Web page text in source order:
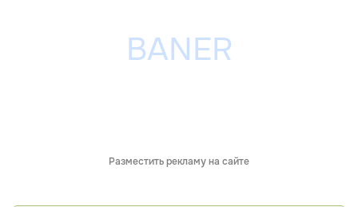
Разместить рекламу на сайте